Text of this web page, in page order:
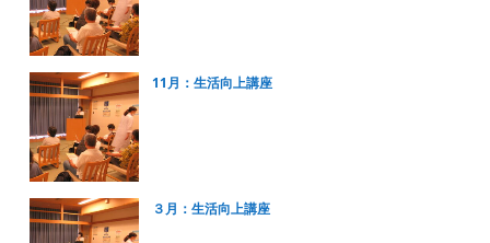
11月：生活向上講座
３月：生活向上講座